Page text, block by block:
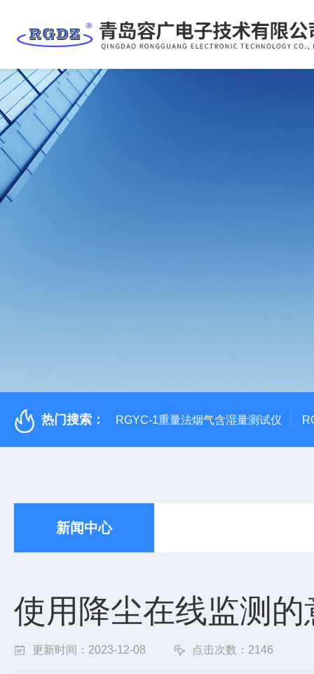
热门搜索： RGYC-1重量法烟气含湿量测试仪
新闻中心
使用降尘在线监测的
更新时间：2023-12-08 点击次数：2146